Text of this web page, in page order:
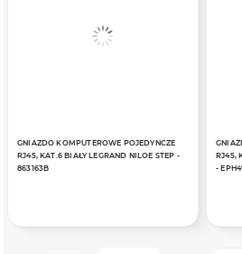
GNIAZDO KOMPUTEROWE POJEDYNCZE
RJ45, KAT.6 BIAŁY LEGRAND NILOE STEP -
863163B
RJ45,
-